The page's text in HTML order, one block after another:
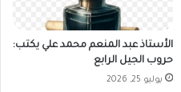
الأستاذ عبد المنعم محمد علي يكتب:
حروب الجيل الرابع
يوليو 25, 2026